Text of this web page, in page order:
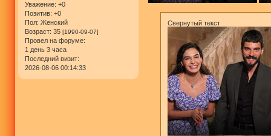
Уважение: +0
Позитив: +0
Пол: Женский
Возраст: 35 [1990-09-07]
Провел на форуме:
1 день 3 часа
Последний визит:
2026-08-06 00:14:33
Свернутый текст